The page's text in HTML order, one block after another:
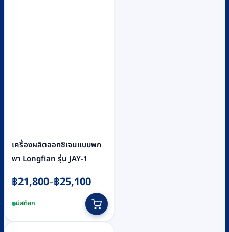
เครื่องผลิตออกซิเจนแบบพก
พา Longfian รุ่น JAY-1
฿21,800–฿25,100
Price
฿21,800
through
มีสต็อก
product
has